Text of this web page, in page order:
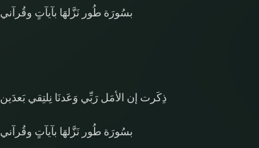
بسُورَة طُور نَزَّلهَا بآيآتٍ وقُرآني
ذِكَرت إن الأمَل رَبِّي وَعَدنَا نِلتِقي بَعدَين
بسُورَة طُور نَزَّلهَا بآيآتٍ وقُرآني